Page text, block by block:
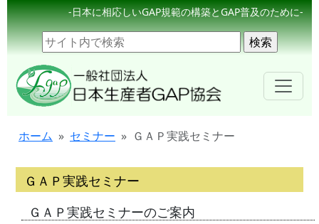
-日本に相応しいGAP規範の構築とGAP普及のために-
ホーム セミナー ＧＡＰ実践セミナー
ＧＡＰ実践セミナー
ＧＡＰ実践セミナーのご案内